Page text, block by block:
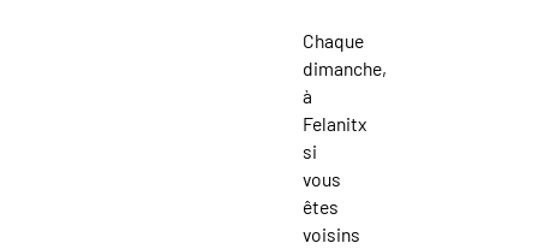
Chaque
dimanche,
à
Felanitx
si
vous
êtes
voisins